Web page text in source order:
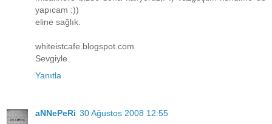
yapıcam :))
eline sağlık.
whiteistcafe.blogspot.com
Sevgiyle.
Yanıtla
aNNePeRi 30 Ağustos 2008 12:55